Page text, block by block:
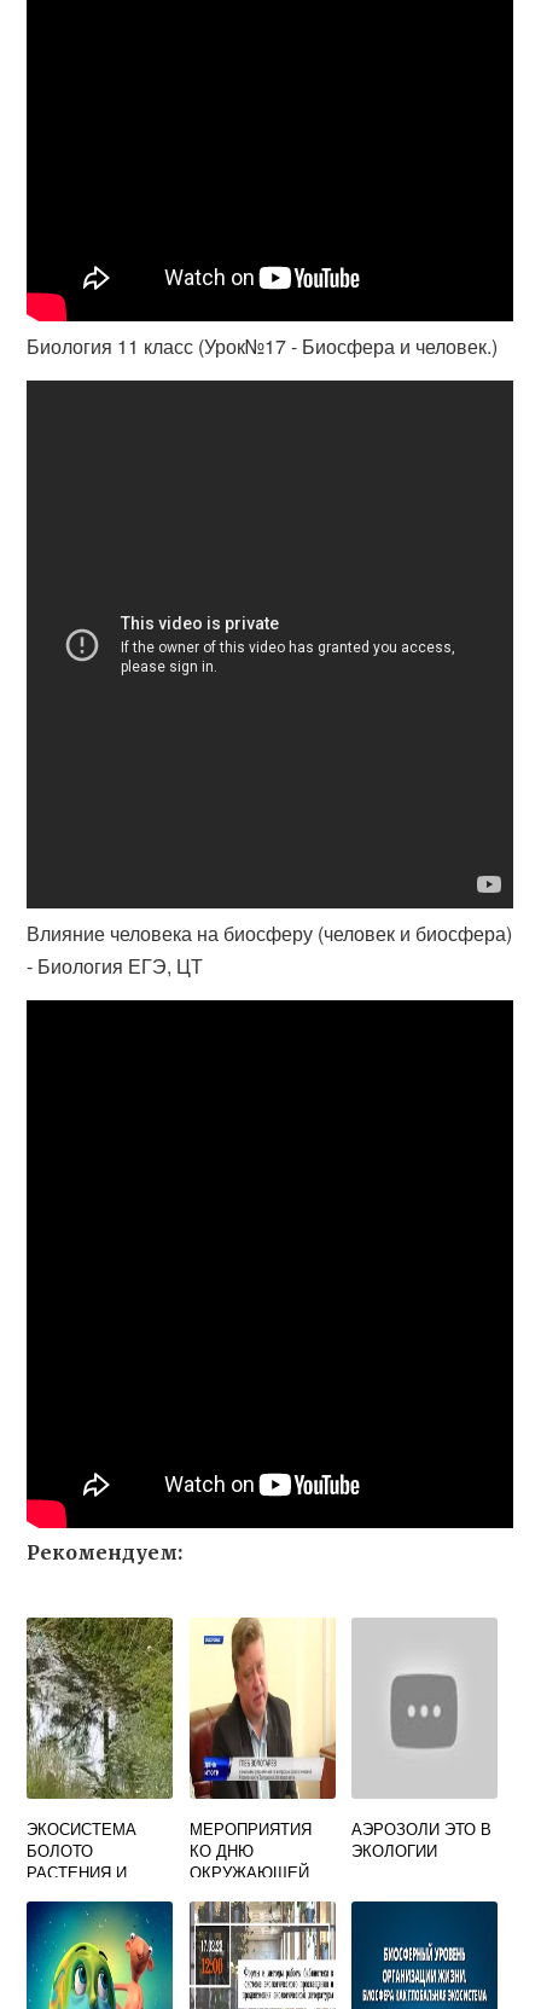
Биология 11 класс (Урок№17 - Биосфера и человек.)
Влияние человека на биосферу (человек и биосфера)
- Биология ЕГЭ, ЦТ
Рекомендуем:
ЭКОСИСТЕМА
БОЛОТО
РАСТЕНИЯ И
МЕРОПРИЯТИЯ
КО ДНЮ
ОКРУЖАЮЩЕЙ
АЭРОЗОЛИ ЭТО В
ЭКОЛОГИИ